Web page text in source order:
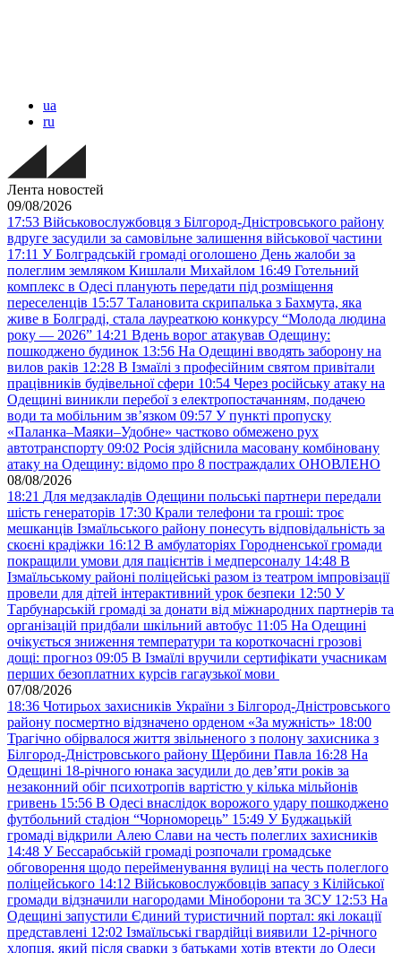
ua
ru
Лента новостей
09/08/2026
17:53 Військовослужбовця з Білгород-Дністровського району
вдруге засудили за самовільне залишення військової частини
17:11 У Болградській громаді оголошено День жалоби за
полеглим земляком Кишлали Михайлом 16:49 Готельний
комплекс в Одесі планують передати під розміщення
переселенців 15:57 Талановита скрипалька з Бахмута, яка
живе в Болграді, стала лауреаткою конкурсу “Молода людина
року — 2026” 14:21 Вдень ворог атакував Одещину:
пошкоджено будинок 13:56 На Одещині вводять заборону на
вилов раків 12:28 В Ізмаїлі з професійним святом привітали
працівників будівельної сфери 10:54 Через російську атаку на
Одещині виникли перебої з електропостачанням, подачею
води та мобільним звʼязком 09:57 У пункті пропуску
«Паланка–Маяки–Удобне» частково обмежено рух
автотранспорту 09:02 Росія здійснила масовану комбіновану
атаку на Одещину: відомо про 8 постраждалих ОНОВЛЕНО
08/08/2026
18:21 Для медзакладів Одещини польські партнери передали
шість генераторів 17:30 Крали телефони та гроші: троє
мешканців Ізмаїльського району понесуть відповідальність за
скоєні крадіжки 16:12 В амбулаторіях Городненської громади
покращили умови для пацієнтів і медперсоналу 14:48 В
Ізмаїльському районі поліцейські разом із театром імпровізації
провели для дітей інтерактивний урок безпеки 12:50 У
Тарбунарській громаді за донати від міжнародних партнерів та
організацій придбали шкільний автобус 11:05 На Одещині
очікується зниження температури та короткочасні грозові
дощі: прогноз 09:05 В Ізмаїлі вручили сертифікати учасникам
перших безоплатних курсів гагаузької мови
07/08/2026
18:36 Чотирьох захисників України з Білгород-Дністровського
району посмертно відзначено орденом «За мужність» 18:00
Трагічно обірвалося життя звільненого з полону захисника з
Білгород-Дністровського району Щербини Павла 16:28 На
Одещині 18-річного юнака засудили до дев’яти років за
незаконний обіг психотропів вартістю у кілька мільйонів
гривень 15:56 В Одесі внаслідок ворожого удару пошкоджено
футбольний стадіон “Чорноморець” 15:49 У Буджацькій
громаді відкрили Алею Слави на честь полеглих захисників
14:48 У Бессарабській громаді розпочали громадське
обговорення щодо перейменування вулиці на честь полеглого
поліцейського 14:12 Військовослужбовців запасу з Кілійської
громади відзначили нагородами Міноборони та ЗСУ 12:53 На
Одещині запустили Єдиний туристичний портал: які локації
представлені 12:02 Ізмаїльські гвардійці виявили 12-річного
хлопця, який після сварки з батьками хотів втекти до Одеси